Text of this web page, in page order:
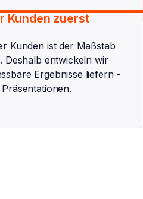
Kunden zuerst
Kunden ist der Maßstab
Deshalb entwickeln wir
Ergebnisse liefern -